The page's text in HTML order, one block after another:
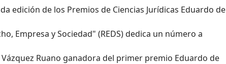
edición de los Premios de Ciencias Jurídicas Eduardo de
Empresa y Sociedad" (REDS) dedica un número a
Vázquez Ruano ganadora del primer premio Eduardo de